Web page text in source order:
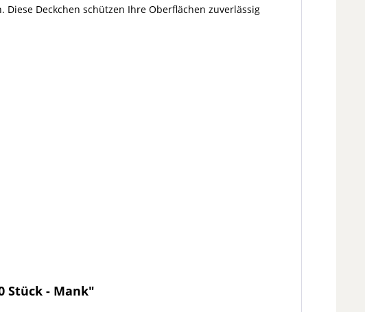
Deckchen schützen Ihre Oberflächen zuverlässig
Stück - Mank"